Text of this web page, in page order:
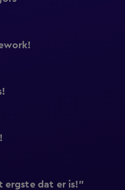
ergste dat er is!"